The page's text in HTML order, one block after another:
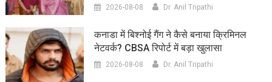
2026-08-08 Dr. Anil Tripathi
कनाडा में बिश्नोई गैंग ने कैसे बनाया क्रिमिनल
नेटवर्क? CBSA रिपोर्ट में बड़ा खुलासा
2026-08-08 Dr. Anil Tripathi